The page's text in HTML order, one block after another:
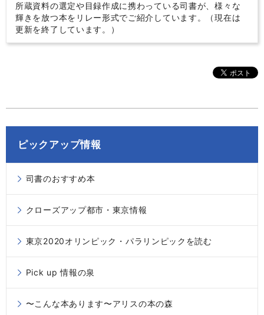
所蔵資料の選定や目録作成に携わっている司書が、様々な
輝きを放つ本をリレー形式でご紹介しています。（現在は
更新を終了しています。）
ピックアップ情報
司書のおすすめ本
クローズアップ都市・東京情報
東京2020オリンピック・パラリンピックを読む
Pick up 情報の泉
〜こんな本あります〜アリスの本の森